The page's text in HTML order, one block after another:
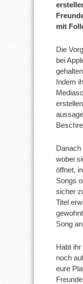
mit
Die
bei
Indem
Danach
wobei
öffnet,
Songs
sicher
Titel
Song
Habt
noch
eure